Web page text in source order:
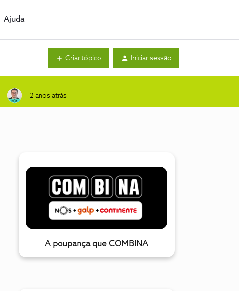
Ajuda
Criar tópico Iniciar sessão
2 anos atrás
A poupança que COMBINA